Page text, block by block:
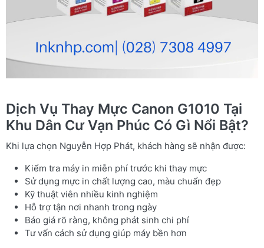
Dịch Vụ Thay Mực Canon G1010 Tại
Khu Dân Cư Vạn Phúc Có Gì Nổi Bật?
Khi lựa chọn Nguyễn Hợp Phát, khách hàng sẽ nhận được:
Kiểm tra máy in miễn phí trước khi thay mực
Sử dụng mực in chất lượng cao, màu chuẩn đẹp
Kỹ thuật viên nhiều kinh nghiệm
Hỗ trợ tận nơi nhanh trong ngày
Báo giá rõ ràng, không phát sinh chi phí
Tư vấn cách sử dụng giúp máy bền hơn